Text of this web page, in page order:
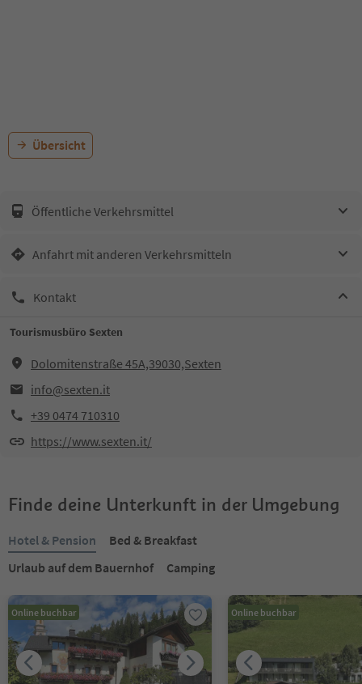
Übersicht
Öffentliche Verkehrsmittel
Anfahrt mit anderen Verkehrsmitteln
Kontakt
Tourismusbüro Sexten
Dolomitenstraße 45A,39030,Sexten
info@sexten.it
+39 0474 710310
https://www.sexten.it/
Finde deine Unterkunft in der Umgebung
Hotel & Pension
Bed & Breakfast
Urlaub auf dem Bauernhof
Camping
Online buchbar Online buchbar